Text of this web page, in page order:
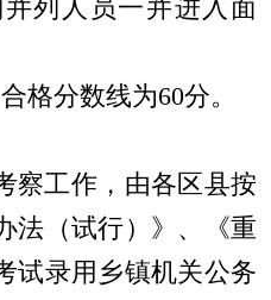
列人员一并进入面
格分数线为60分。
察工作，由各区县按
法（试行）》、《重
试录用乡镇机关公务